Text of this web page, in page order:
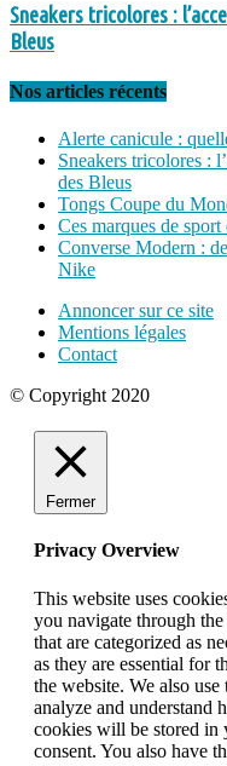
Sneakers tricolores :
Bleus
Nos articles récents
Alerte canicule :
Sneakers tricolores :
des Bleus
Tongs Coupe du
Ces marques de
Converse Modern :
Nike
Annoncer sur ce site
Mentions légales
Contact
© Copyright 2020
Fermer
Privacy Overview
This website uses
you navigate through
that are categorized as
as they are essential for
the website. We also
analyze and understand
cookies will be stored
consent. You also have